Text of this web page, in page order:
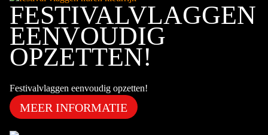
FESTIVALVLAGGEN
EENVOUDIG
OPZETTEN!
Festivalvlaggen eenvoudig opzetten!
MEER INFORMATIE